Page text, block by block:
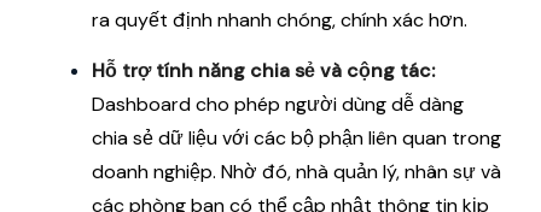
ra quyết định nhanh chóng, chính xác hơn.
Hỗ trợ tính năng chia sẻ và cộng tác:
Dashboard cho phép người dùng dễ dàng
chia sẻ dữ liệu với các bộ phận liên quan trong
doanh nghiệp. Nhờ đó, nhà quản lý, nhân sự và
các phòng ban có thể cập nhật thông tin kịp